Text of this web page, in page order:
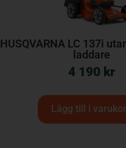
HUSQVARNA LC 137i
laddare
4 190 kr
Lägg till i